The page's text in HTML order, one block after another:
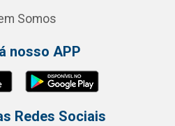
Somos
nosso APP
Redes Sociais